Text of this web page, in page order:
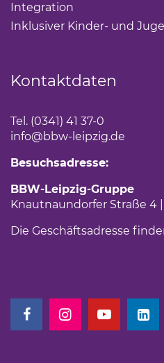
Integration
Inklusiver Kinder- und
Kontaktdaten
Tel. (0341) 41 37-0
info@bbw-leipzig.de
Besuchsadresse:
BBW-Leipzig-Gruppe
Knautnaundorfer Straße 4
Die Geschäftsadresse
(Link öffnet einen neuen
(Link öffnet einen
(Link öffnet